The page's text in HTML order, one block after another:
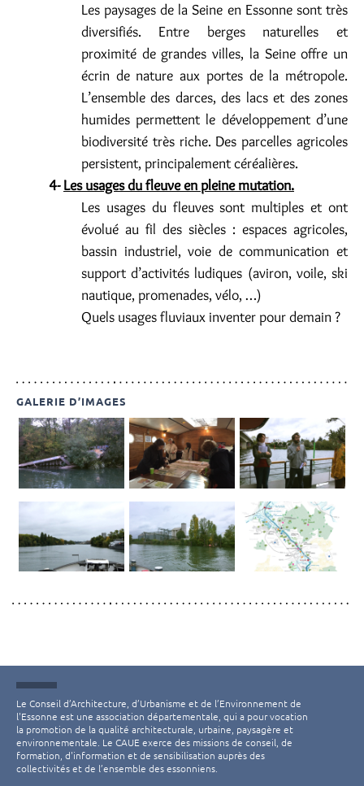
Les paysages de la Seine en Essonne sont très
diversifiés. Entre berges naturelles et
proximité de grandes villes, la Seine offre un
écrin de nature aux portes de la métropole.
L’ensemble des darces, des lacs et des zones
humides permettent le développement d’une
biodiversité très riche. Des parcelles agricoles
persistent, principalement céréalières.
4-Les usages du fleuve en pleine mutation.
Les usages du fleuves sont multiples et ont
évolué au fil des siècles : espaces agricoles,
bassin industriel, voie de communication et
support d’activités ludiques (aviron, voile, ski
nautique, promenades, vélo, …)
Quels usages fluviaux inventer pour demain ?
GALERIE D’IMAGES
Le Conseil d’Architecture, d’Urbanisme et de l’Environnement de
l'Essonne est une association départementale, qui a pour vocation
la promotion de la qualité architecturale, urbaine, paysagère et
environnementale. Le CAUE exerce des missions de conseil, de
formation, d'information et de sensibilisation auprès des
collectivités et de l’ensemble des essonniens.